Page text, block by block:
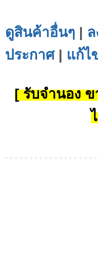
ดูสินค้าอื่นๆ |
ประกาศ| แก้ไ
[ รับจำนอง